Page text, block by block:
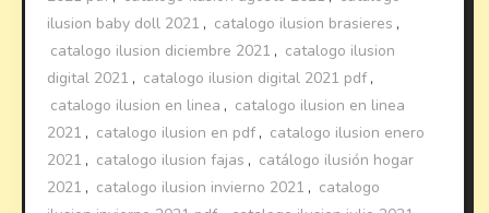
ilusion baby doll 2021 , catalogo ilusion brasieres ,
catalogo ilusion diciembre 2021 , catalogo ilusion
digital 2021 , catalogo ilusion digital 2021 pdf ,
catalogo ilusion en linea , catalogo ilusion en linea
2021 , catalogo ilusion en pdf , catalogo ilusion enero
2021 , catalogo ilusion fajas , catálogo ilusión hogar
2021 , catalogo ilusion invierno 2021 , catalogo